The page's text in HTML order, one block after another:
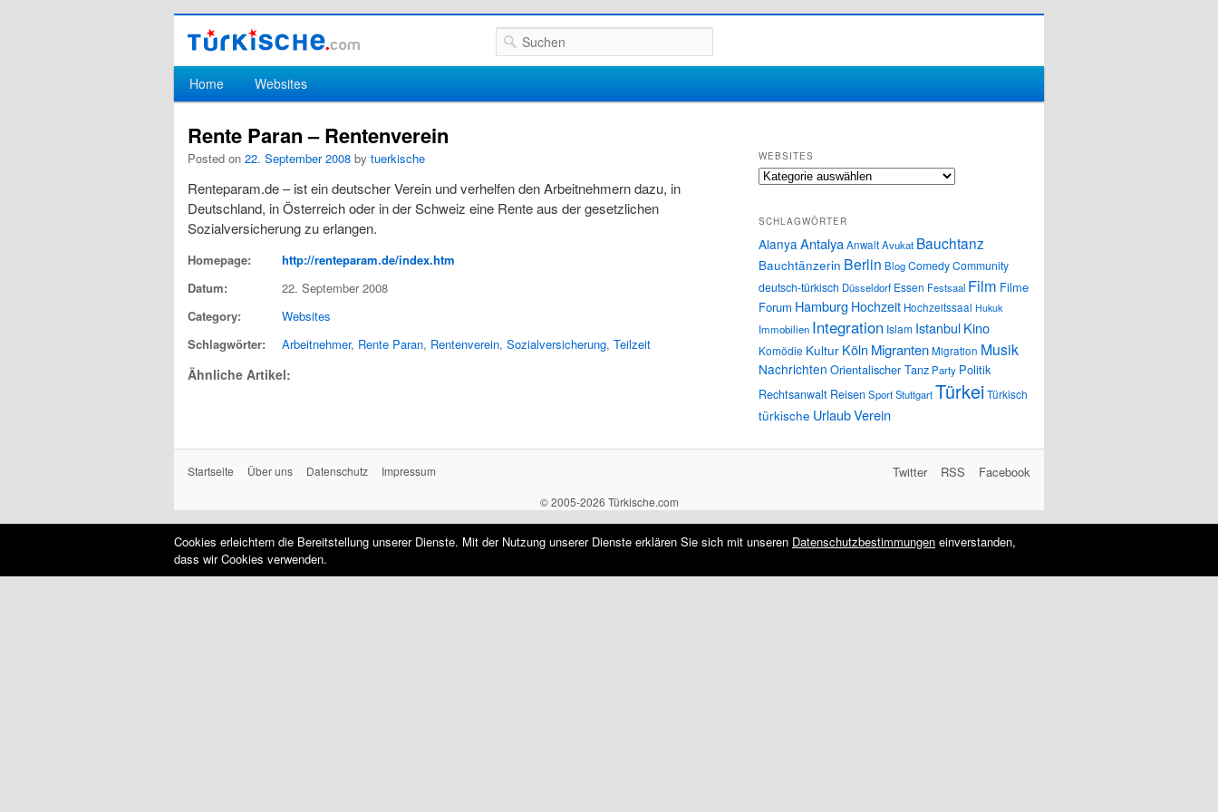
Suchen
Hauptmenü
Zum Inhalt wechseln
Zum sekundären Inhalt wechseln
Home Websites
Rente Paran – Rentenverein
Posted on 22. September 2008 by tuerkische
Renteparam.de – ist ein deutscher Verein und verhelfen den Arbeitnehmern dazu, in
Deutschland, in Österreich oder in der Schweiz eine Rente aus der gesetzlichen
Sozialversicherung zu erlangen.
Homepage:
http://renteparam.de/index.htm
Datum:
22. September 2008
Category:
Websites
Schlagwörter:
Arbeitnehmer, Rente Paran, Rentenverein, Sozialversicherung, Teilzeit
Ähnliche Artikel:
WEBSITES
Websites
SCHLAGWÖRTER
Alanya AntalyaAnwaltAvukat Bauchtanz
Bauchtänzerin Berlin BlogComedyCommunity
deutsch-türkisch Düsseldorf Essen Festsaal Film Filme
Forum Hamburg Hochzeit Hochzeitssaal Hukuk
Immobilien Integration Islam IstanbulKino
Komödie Kultur Köln MigrantenMigration Musik
Nachrichten Orientalischer Tanz Party Politik
Rechtsanwalt ReisenSportStuttgartTürkeiTürkisch
türkische UrlaubVerein
Startseite Über uns Datenschutz Impressum Facebook
RSS
Twitter
© 2005-2026 Türkische.com
Cookies erleichtern die Bereitstellung unserer Dienste. Mit der Nutzung unserer Dienste erklären Sie sich mit unseren Datenschutzbestimmungen einverstanden,
dass wir Cookies verwenden.